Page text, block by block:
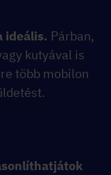
ideális. Párban,
kutyával is
több mobilon